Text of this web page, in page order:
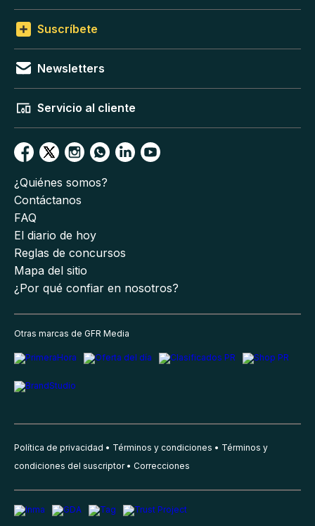
Suscríbete
Newsletters
Servicio al cliente
¿Quiénes somos?
Contáctanos
FAQ
El diario de hoy
Reglas de concursos
Mapa del sitio
¿Por qué confiar en nosotros?
Otras marcas de GFR Media
Política de privacidad Términos y condiciones
Términos y
condiciones del suscriptor
Correcciones